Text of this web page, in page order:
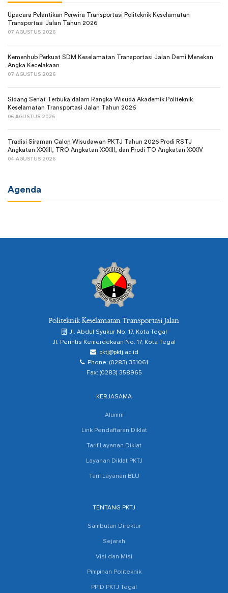
Upacara Pelantikan Perwira Transportasi Politeknik Keselamatan
Transportasi Jalan Tahun 2026
07 AGUSTUS 2026
Kemenhub Perkuat SDM Keselamatan Transportasi Jalan Demi Menekan
Angka Kecelakaan
07 AGUSTUS 2026
Sidang Senat Terbuka dalam Rangka Wisuda Akademik Politeknik
Keselamatan Transportasi Jalan Tahun 2026
06 AGUSTUS 2026
Tradisi Siraman Calon Wisudawan PKTJ Tahun 2026 Prodi RSTJ
Angkatan XXXIII, TRO Angkatan XXXIII, dan Prodi TO Angkatan XXXIV
04 AGUSTUS 2026
Agenda
Politeknik Keselamatan Transportasi Jalan
Jl. Abdul Syukur No. 17, Kota Tegal
Jl. Perintis Kemerdekaan No. 17, Kota Tegal
pktj@pktj.ac.id
Phone: (0283) 351061
Fax: (0283) 358965
KERJASAMA
Alumni
Link Pendaftaran Diklat
Tarif Layanan Diklat
Layanan Diklat PKTJ
Tarif Layanan BLU
TENTANG PKTJ
Sambutan Direktur
Sejarah
Visi dan Misi
Pimpinan Politeknik
PPID PKTJ Tegal